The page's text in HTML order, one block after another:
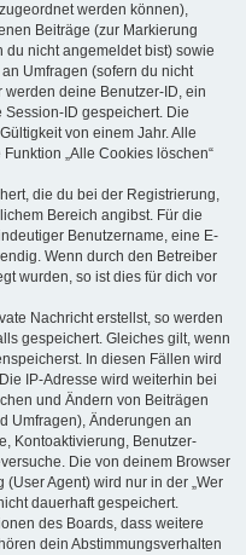
werden können),
Beiträge (zur Markierung
nicht angemeldet bist) sowie
Umfragen (sofern du nicht
deine Benutzer-ID, ein
ID gespeichert. Die
von einem Jahr. Alle
„Alle Cookies löschen“
die du bei der Registrierung,
Bereich angibst. Für die
Benutzername, eine E-
Wenn durch den Betreiber
wurden, so ist dies für dich vor
Nachricht erstellst, so werden
gespeichert. Gleiches gilt, wenn
In diesen Fällen wird
IP-Adresse wird weiterhin bei
und Ändern von Beiträgen
Umfragen), Änderungen an
Kontoaktivierung, Benutzer-
Die von deinem Browser
Agent) wird nur in der „Wer
dauerhaft gespeichert.
des Boards, dass weitere
dein Abstimmungsverhalten